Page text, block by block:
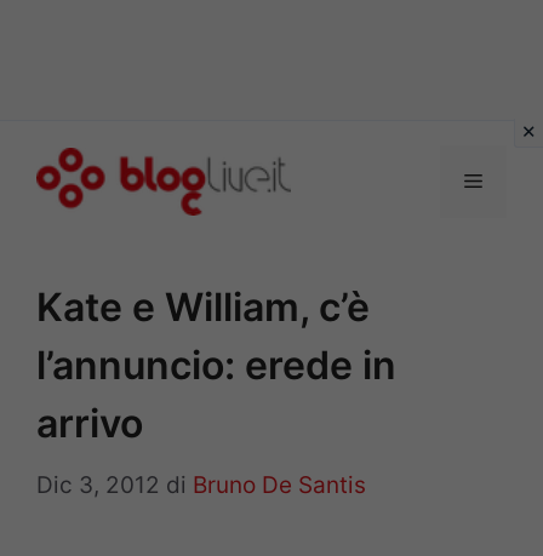
Menu
Kate e William, c’è
l’annuncio: erede in
arrivo
Dic 3, 2012 di Bruno De Santis